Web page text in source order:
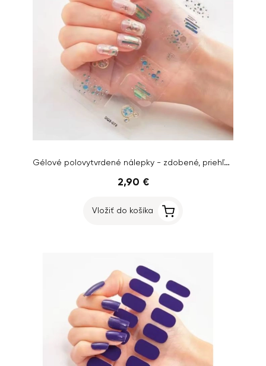
Gélové polovytvrdené nálepky - zdobené, priehľadné
2,90 €
Vložiť do košíka